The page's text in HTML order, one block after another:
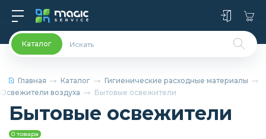
Каталог
Главная Каталог
Гигиенические расходные материалы
Освежители воздуха
Бытовые освежители
Бытовые освежители
0 товара